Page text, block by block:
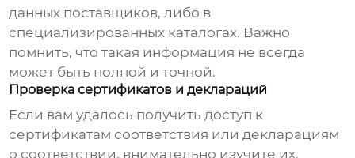
данных поставщиков, либо в
специализированных каталогах. Важно
помнить, что такая информация не всегда
может быть полной и точной.
Проверка сертификатов и деклараций
Если вам удалось получить доступ к
сертификатам соответствия или декларациям
о соответствии, внимательно изучите их.